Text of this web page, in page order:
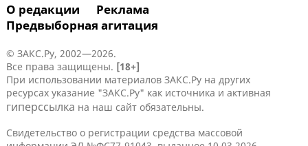
О редакции
Реклама
Предвыборная агитация
© ЗАКС.Ру, 2002—2026.
Все права защищены. [18+]
При использовании материалов ЗАКС.Ру на других
ресурсах указание "ЗАКС.Ру" как источника и активная
гиперссылка на наш сайт обязательны.
Свидетельство о регистрации средства массовой